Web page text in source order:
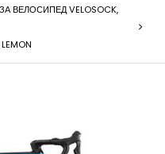
ВЕЛОСИПЕД VELOSOCK,